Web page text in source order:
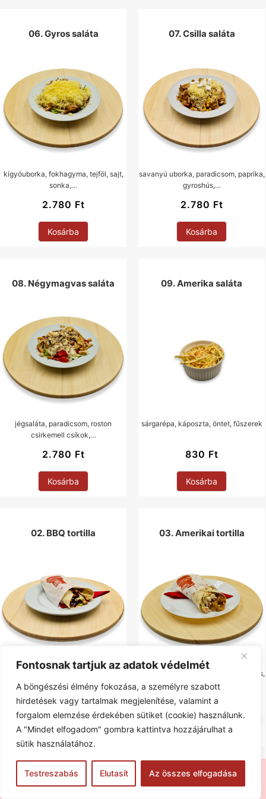
Fontosnak tartjuk az adatok védelmét
A böngészési élmény fokozása, a személyre szabott
hirdetések vagy tartalmak megjelenítése, valamint a
forgalom elemzése érdekében sütiket (cookie) használunk.
A "Mindet elfogadom" gombra kattintva hozzájárulhat a
sütik használatához.
Testreszabás Elutasít Az összes elfogadása
06. Gyros saláta
kígyóuborka, fokhagyma, tejföl, sajt,
sonka,…
2.780 Ft
Kosárba
07. Csilla saláta
savanyú uborka, paradicsom, paprika,
gyroshús,…
2.780 Ft
Kosárba
08. Négymagvas saláta
jégsaláta, paradicsom, roston
csirkemell csíkok,…
2.780 Ft
Kosárba
09. Amerika saláta
sárgarépa, káposzta, öntet, fűszerek
830 Ft
Kosárba
02. BBQ tortilla
BBQ saláta, lila hagyma, roston…
2.340Ft
Kosárba
03. Amerikai tortilla
salátalevél, amerikai saláta, gyroshús,
hagyma
2.340 Ft
Kosárba
04. Tejfölös-kapros tortilla
Rendeléseket07:00 és21:45 között tudunk felvenni.Sajnos
most nem tudunk rendeléseket fogadni.